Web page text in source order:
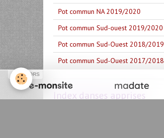
Pot commun NA 2019/2020
Pot commun Sud-ouest 2019/2020
Pot commun Sud-Ouest 2018/2019
Pot commun Sud-Ouest 2017/2018
Index danses apprises
SPONSORS